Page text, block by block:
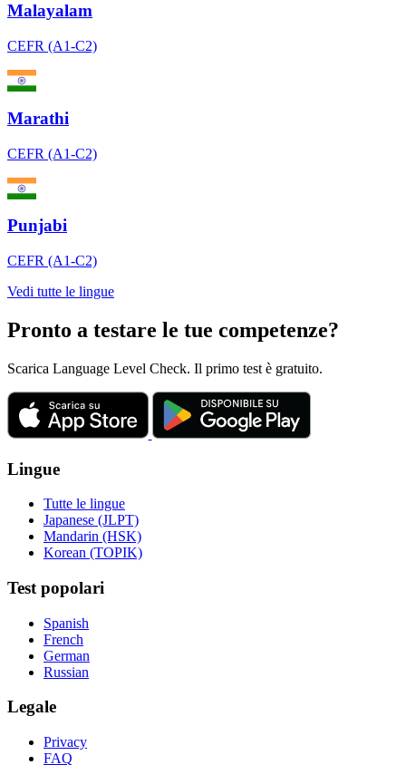
Malayalam
CEFR (A1-C2)
Marathi
CEFR (A1-C2)
Punjabi
CEFR (A1-C2)
Vedi tutte le lingue
Pronto a testare le tue competenze?
Scarica Language Level Check. Il primo test è gratuito.
Lingue
Tutte le lingue
Japanese (JLPT)
Mandarin (HSK)
Korean (TOPIK)
Test popolari
Spanish
French
German
Russian
Legale
Privacy
FAQ